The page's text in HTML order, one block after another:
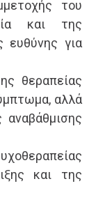
του
και της
ευθύνης για
θεραπείας
αλλά
και της